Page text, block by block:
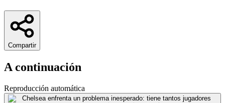
Compartir
A continuación
Reproducción automática